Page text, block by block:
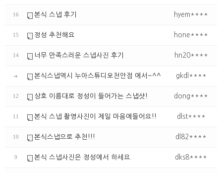
16 본식 스냅 후기 hyem****
15 정성 추천해요 hone****
14 너무 만족스러운 스냅사진 후기 hn20****
본식스냅역시 누아스튜디오천안점 에서~^^ gkdl****
12 상호 이름대로 정성이 들어가는 스냅샷! dong****
11 본식 스냅 촬영사진이 제일 마음에들어요!! dlst****
10 본식스냅으로 추천!!! dl82****
9 본식 스냅사진은 정성에서 하세요. dks8****